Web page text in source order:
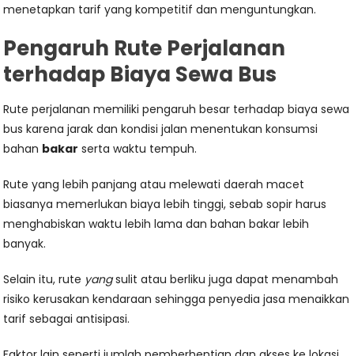
menetapkan tarif yang kompetitif dan menguntungkan.
Pengaruh Rute Perjalanan
terhadap Biaya Sewa Bus
Rute perjalanan memiliki pengaruh besar terhadap biaya sewa
bus karena jarak dan kondisi jalan menentukan konsumsi
bahan bakar serta waktu tempuh.
Rute yang lebih panjang atau melewati daerah macet
biasanya memerlukan biaya lebih tinggi, sebab sopir harus
menghabiskan waktu lebih lama dan bahan bakar lebih
banyak.
Selain itu, rute yangsulit atau berliku juga dapat menambah
risiko kerusakan kendaraan sehingga penyedia jasa menaikkan
tarif sebagai antisipasi.